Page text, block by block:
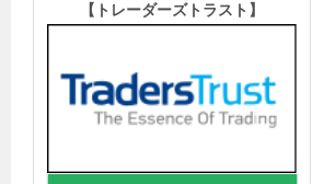
【トレーダーズトラスト 】